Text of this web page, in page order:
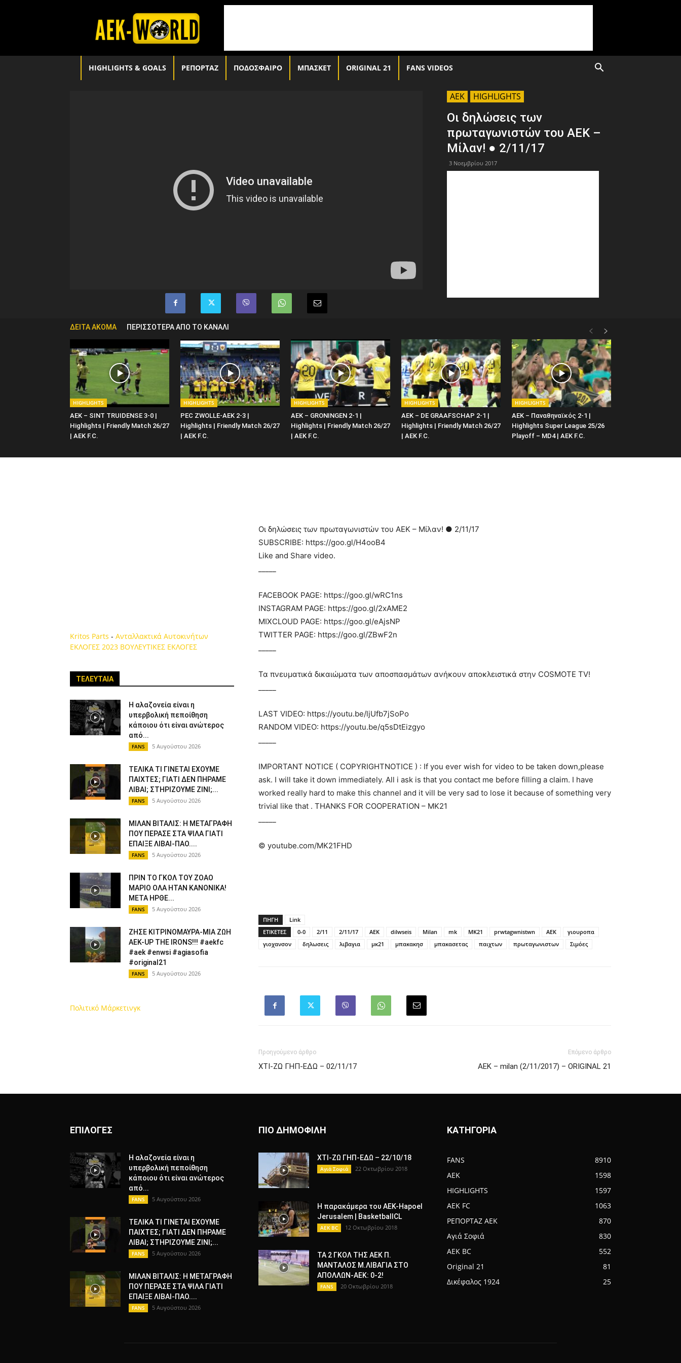
world.gr
HIGHLIGHTS & GOALS ΡΕΠΟΡΤΑΖ ΠΟΔΟΣΦΑΙΡΟ ΜΠΑΣΚΕΤ ORIGINAL 21 FANS VIDEOS
AEK HIGHLIGHTS
Οι δηλώσεις των
πρωταγωνιστών του ΑΕΚ –
Μίλαν! ● 2/11/17
3 Νοεμβρίου 2017
ΔΕΙΤΑ ΑΚΟΜΑ ΠΕΡΙΣΣΟΤΕΡΑ ΑΠΟ ΤΟ ΚΑΝΑΛΙ
HIGHLIGHTS
ΑΕΚ – SINT TRUIDENSE 3-0 |
Highlights | Friendly Match 26/27
| ΑΕΚ F.C.
HIGHLIGHTS
PEC ZWOLLE-AEK 2-3 |
Highlights | Friendly Match 26/27
| ΑΕΚ F.C.
HIGHLIGHTS
AEK – GRONINGEN 2-1 |
Highlights | Friendly Match 26/27
| ΑΕΚ F.C.
HIGHLIGHTS
AEK – DE GRAAFSCHAP 2-1 |
Highlights | Friendly Match 26/27
| ΑΕΚ F.C.
HIGHLIGHTS
AEK – Παναθηναϊκός 2-1 |
Highlights Super League 25/26
Playoff – MD4 | ΑΕΚ F.C.
Οι δηλώσεις των πρωταγωνιστών του ΑΕΚ – Μίλαν! ● 2/11/17
SUBSCRIBE: https://goo.gl/H4ooB4
Like and Share video.
FACEBOOK PAGE: https://goo.gl/wRC1ns
INSTAGRAM PAGE: https://goo.gl/2xAME2
MIXCLOUD PAGE: https://goo.gl/eAjsNP
TWITTER PAGE: https://goo.gl/ZBwF2n
Τα πνευματικά δικαιώματα των αποσπασμάτων ανήκουν αποκλειστικά στην COSMOTE TV!
LAST VIDEO: https://youtu.be/ljUfb7jSoPo
RANDOM VIDEO: https://youtu.be/q5sDtEizgyo
IMPORTANT NOTICE ( COPYRIGHTNOTICE ) : If you ever wish for video to be taken down,please
ask. I will take it down immediately. All i ask is that you contact me before filling a claim. I have
worked really hard to make this channel and it vill be very sad to lose it because of something very
trivial like that . THANKS FOR COOPERATION – ΜΚ21
© youtube.com/MK21FHD
ΠΗΓΗ
Link
ΕΤΙΚΕΤΕΣ
0-0 2/11 2/11/17 AEK dilwseis Milan mk MK21 prwtagwnistwn ΑΕΚ
γιουροπα
γιοχανσον
δηλωσεις λιβαγια μκ21 μπακακησ μπακασετας παιχτων πρωταγωνιστων Σιμόες
Προηγούμενο άρθρο
ΧΤΙ-ΖΩ ΓΗΠ-ΕΔΩ – 02/11/17
Επόμενο άρθρο
ΑΕΚ – milan (2/11/2017) – ORIGINAL 21
Kritos Parts - Ανταλλακτικά Αυτοκινήτων
ΕΚΛΟΓΕΣ 2023 ΒΟΥΛΕΥΤΙΚΕΣ ΕΚΛΟΓΕΣ
ΤΕΛΕΥΤΑΙΑ
Η αλαζονεία είναι η
υπερβολική πεποίθηση
κάποιου ότι είναι ανώτερος
από...
FANS 5 Αυγούστου 2026
ΤΕΛΙΚΑ ΤΙ ΓΙΝΕΤΑΙ ΕΧΟΥΜΕ
ΠΑΙΧΤΕΣ; ΓΙΑΤΙ ΔΕΝ ΠΗΡΑΜΕ
ΛΙΒΑΙ; ΣΤΗΡΙΖΟΥΜΕ ΖΙΝΙ;...
FANS 5 Αυγούστου 2026
ΜΙΛΑΝ ΒΙΤΑΛΙΣ: Η ΜΕΤΑΓΡΑΦΗ
ΠΟΥ ΠΕΡΑΣΕ ΣΤΑ ΨΙΛΑ ΓΙΑΤΙ
ΕΠΑΙΞΕ ΛΙΒΑΙ-ΠΑΟ....
FANS 5 Αυγούστου 2026
ΠΡΙΝ ΤΟ ΓΚΟΛ ΤΟΥ ΖΟΑΟ
ΜΑΡΙΟ ΟΛΑ ΗΤΑΝ ΚΑΝΟΝΙΚΑ!
ΜΕΤΑ ΗΡΘΕ...
FANS 5 Αυγούστου 2026
ΖΗΣΕ ΚΙΤΡΙΝΟΜΑΥΡΑ-ΜΙΑ ΖΩΗ
ΑΕΚ-UP THE IRONS!!! #aekfc
#aek #enwsi #agiasofia
#original21
FANS 5 Αυγούστου 2026
Πολιτικό Μάρκετινγκ
ΕΠΙΛΟΓΕΣ
Η αλαζονεία είναι η
υπερβολική πεποίθηση
κάποιου ότι είναι ανώτερος
από...
FANS 5 Αυγούστου 2026
ΤΕΛΙΚΑ ΤΙ ΓΙΝΕΤΑΙ ΕΧΟΥΜΕ
ΠΑΙΧΤΕΣ; ΓΙΑΤΙ ΔΕΝ ΠΗΡΑΜΕ
ΛΙΒΑΙ; ΣΤΗΡΙΖΟΥΜΕ ΖΙΝΙ;...
FANS 5 Αυγούστου 2026
ΜΙΛΑΝ ΒΙΤΑΛΙΣ: Η ΜΕΤΑΓΡΑΦΗ
ΠΟΥ ΠΕΡΑΣΕ ΣΤΑ ΨΙΛΑ ΓΙΑΤΙ
ΕΠΑΙΞΕ ΛΙΒΑΙ-ΠΑΟ....
FANS 5 Αυγούστου 2026
ΠΙΟ ΔΗΜΟΦΙΛΗ
ΧΤΙ-ΖΩ ΓΗΠ-ΕΔΩ – 22/10/18
Αγιά Σοφιά 22 Οκτωβρίου 2018
Η παρακάμερα του ΑΕΚ-Hapoel
Jerusalem | BasketballCL
AEK BC 12 Οκτωβρίου 2018
ΤΑ 2 ΓΚΟΛ ΤΗΣ ΑΕΚ Π.
ΜΑΝΤΑΛΟΣ Μ.ΛΙΒΑΓΙΑ ΣΤΟ
ΑΠΟΛΛΩΝ-ΑΕΚ: 0-2!
FANS 20 Οκτωβρίου 2018
ΚΑΤΗΓΟΡΙΑ
FANS
8910
AEK
1598
HIGHLIGHTS
1597
AEK FC
1063
ΡΕΠΟΡΤΑΖ ΑΕΚ
870
Αγιά Σοφιά
830
AEK BC
552
Original 21
81
Δικέφαλος 1924
25